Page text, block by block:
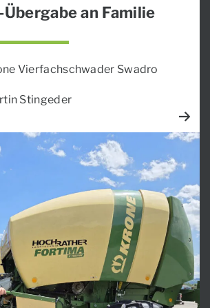
an Familie
Vierfachschwader Swadro
Stingeder